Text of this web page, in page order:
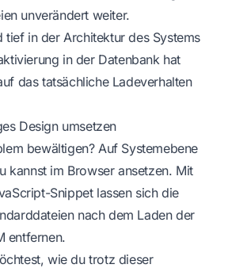
unverändert weiter.
tief in der Architektur des Systems
in der Datenbank hat
das tatsächliche Ladeverhalten
Design umsetzen
bewältigen? Auf Systemebene
kannst im Browser ansetzen. Mit
Snippet lassen sich die
nach dem Laden der
entfernen.
wie du trotz dieser